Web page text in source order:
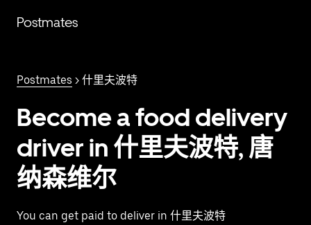
Postmates
Postmates > 什里夫波特
Become a food delivery
driver in 什里夫波特, 唐
纳森维尔
You can get paid to deliver in 什里夫波特